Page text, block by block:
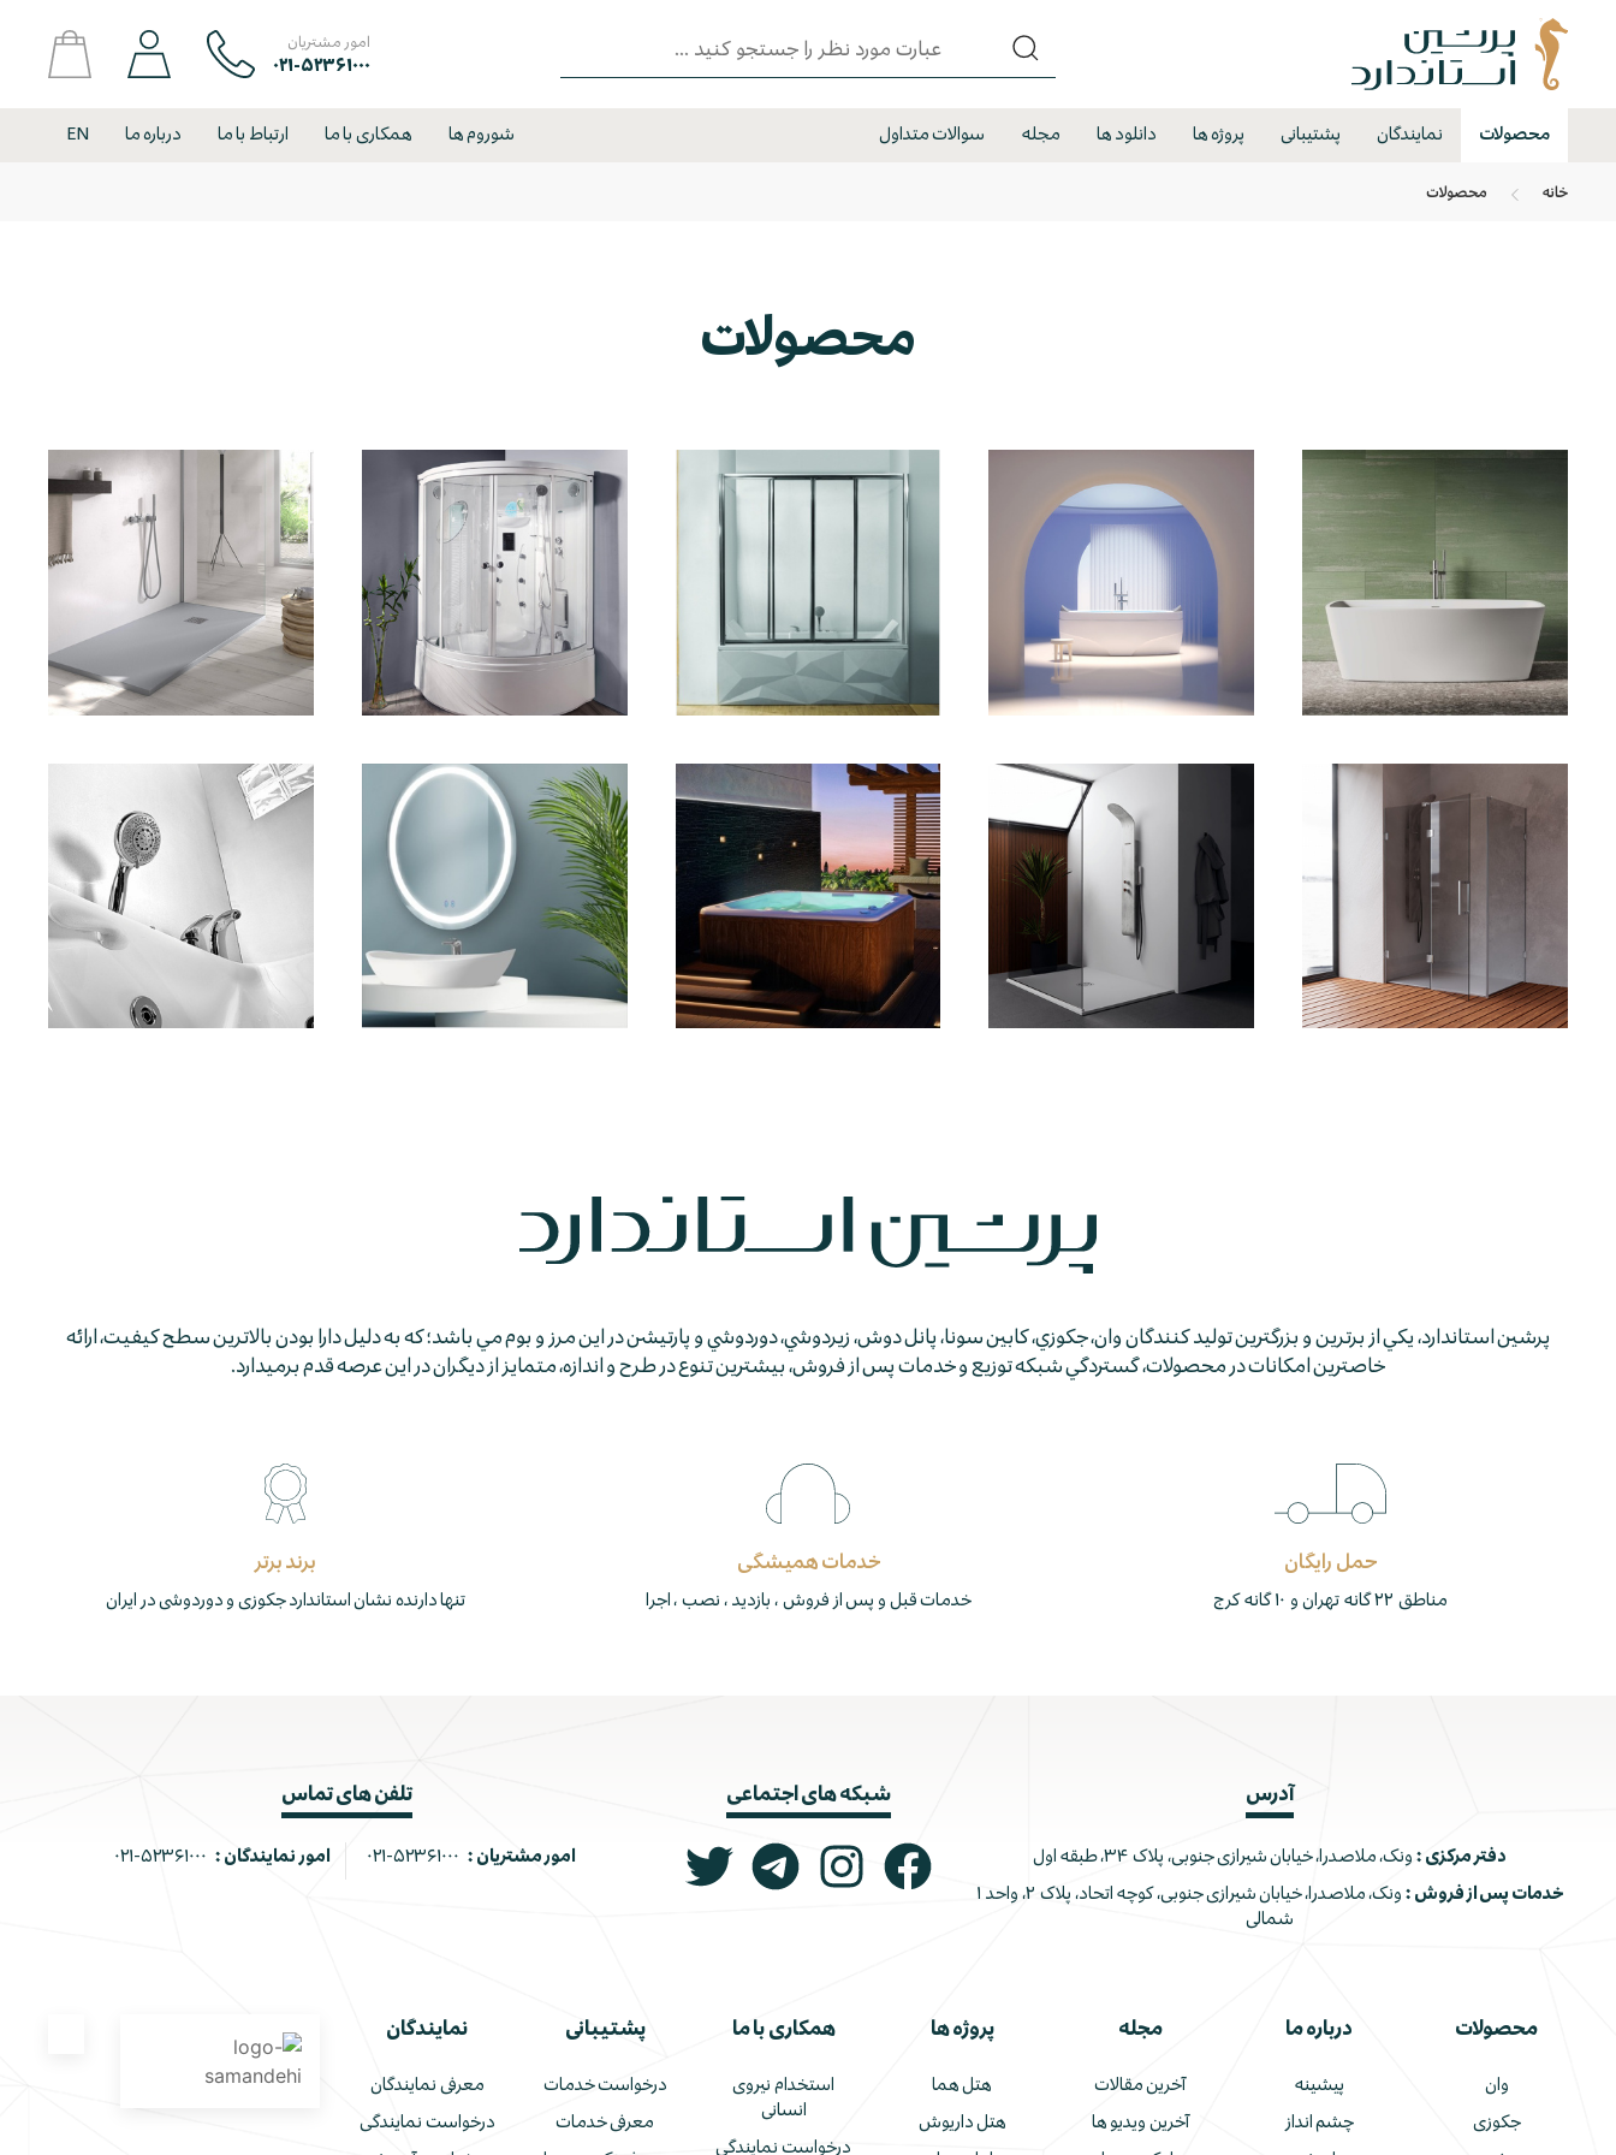
امور مشتریان
۰۲۱-۵۲۳۶۱۰۰۰
محصولات نمایندگان پشتیبانی پروژه ها دانلود ها مجله سوالات متداول شوروم ها همکاری با ما ارتباط با ما درباره ما EN
خانه محصولات
محصولات
پرشين استاندارد، يكي از برترين و بزرگترين توليد كنندگان وان، جكوزي، كابين سونا، پانل دوش، زيردوشي، دوردوشي و پارتيشن در اين مرز و بوم مي باشد؛ كه به دليل دارا بودن بالاترين سطح كيفيت، ارائه
خاصترين امكانات در محصولات، گستردگي شبكه توزيع و خدمات پس از فروش، بيشترين تنوع در طرح و اندازه، متمايز از ديگران در اين عرصه قدم برمي­دارد.
حمل رایگان
مناطق ۲۲ گانه تهران و ۱۰ گانه کرج
خدمات همیشگی
خدمات قبل و پس از فروش ، بازدید ، نصب ، اجرا
برند برتر
تنها دارنده نشان استاندارد جکوزی و دوردوشی در ایران
آدرس
دفتر مرکزی : ونک، ملاصدرا، خیابان شیرازی جنوبی، پلاک ۳۴، طبقه اول
خدمات پس از فروش :
ونک، ملاصدرا، خیابان شیرازی جنوبی، کوچه اتحاد، پلاک ۲، واحد ۱
شمالی
شبکه های اجتماعی تلفن های تماس
امور مشتریان : ۰۲۱-۵۲۳۶۱۰۰۰ امور نمایندگان : ۰۲۱-۵۲۳۶۱۰۰۰
محصولات
وان
جکوزی
درباره ما
پیشینه
چشم انداز
مجله
آخرین مقالات
آخرین ویدیو ها
پروژه ها
هتل هما
هتل داریوش
همکاری با ما
استخدام نیروی
انسانی
درخواست نمایندگی
پشتیبانی
درخواست خدمات
معرفی خدمات
نمایندگان
معرفی نمایندگان
درخواست نمایندگی